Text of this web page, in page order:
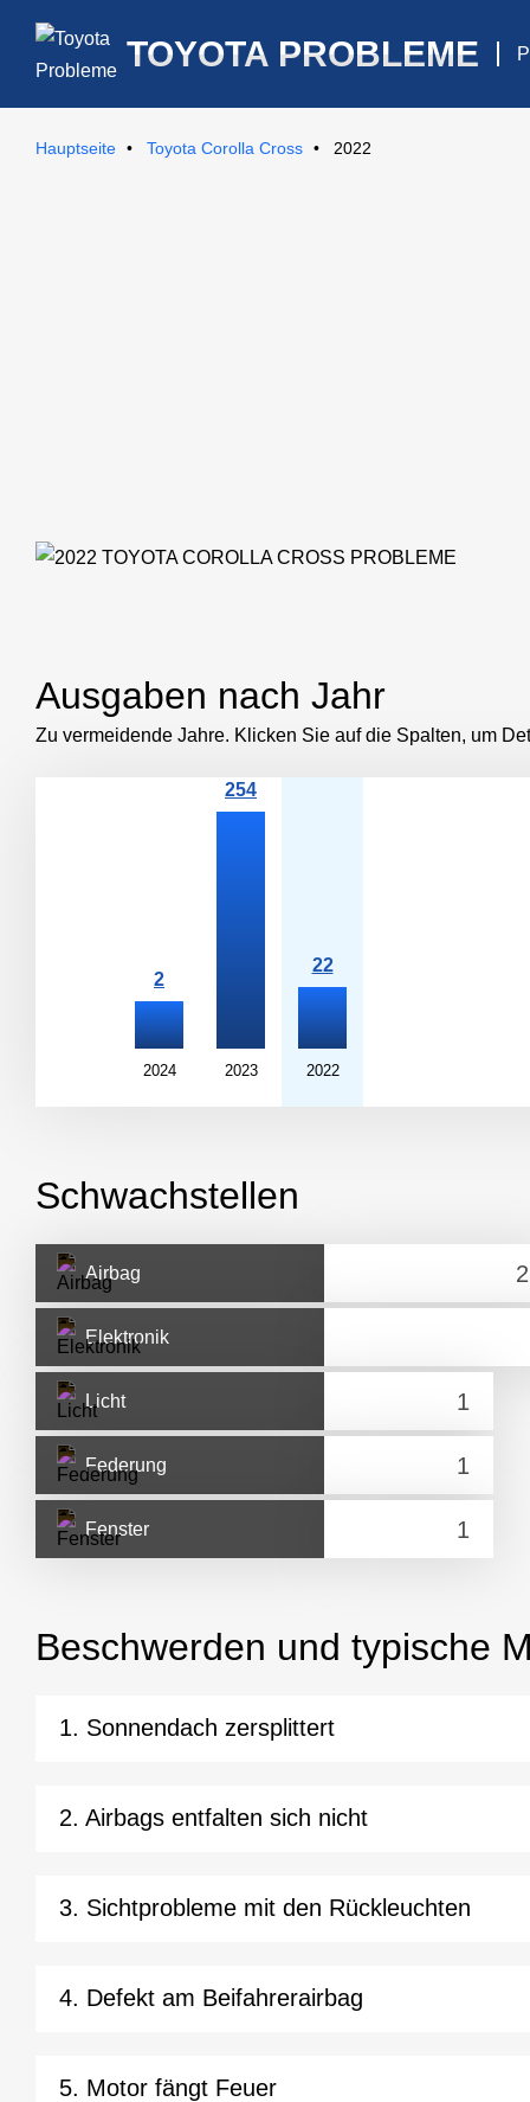
TOYOTA PROBLEME
Hauptseite Toyota Corolla Cross 2022
Ausgaben nach Jahr
Zu vermeidende Jahre. Klicken Sie auf die Spalten, um
2024 2023 2022
Schwachstellen
Airbag
Elektronik
Licht
Federung
Fenster
Beschwerden und typische
1. Sonnendach zersplittert
2. Airbags entfalten sich nicht
3. Sichtprobleme mit den Rückleuchten
4. Defekt am Beifahrerairbag
5. Motor fängt Feuer